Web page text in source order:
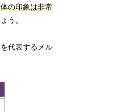
の印象は非常
う。
代表するメル